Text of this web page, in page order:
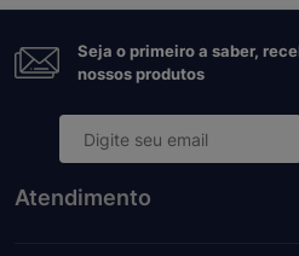
Seja o primeiro a saber,
nossos produtos
Atendimento